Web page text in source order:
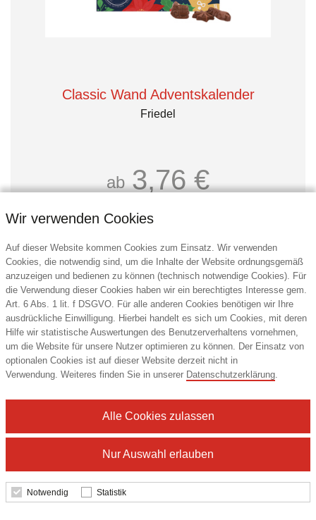
Classic Wand Adventskalender
Friedel
ab 3,76 €
Details
Wir verwenden Cookies
Auf dieser Website kommen Cookies zum Einsatz. Wir verwenden
Cookies, die notwendig sind, um die Inhalte der Website ordnungsgemäß
anzuzeigen und bedienen zu können (technisch notwendige Cookies). Für
die Verwendung dieser Cookies haben wir ein berechtigtes Interesse gem.
Art. 6 Abs. 1 lit. f DSGVO. Für alle anderen Cookies benötigen wir Ihre
ausdrückliche Einwilligung. Hierbei handelt es sich um Cookies, mit deren
Hilfe wir statistische Auswertungen des Benutzerverhaltens vornehmen,
um die Website für unsere Nutzer optimieren zu können. Der Einsatz von
optionalen Cookies ist auf dieser Website derzeit nicht in
Verwendung. Weiteres finden Sie in unserer Datenschutzerklärung.
Nur Auswahl erlauben
Alle Cookies zulassen
Notwendig Statistik